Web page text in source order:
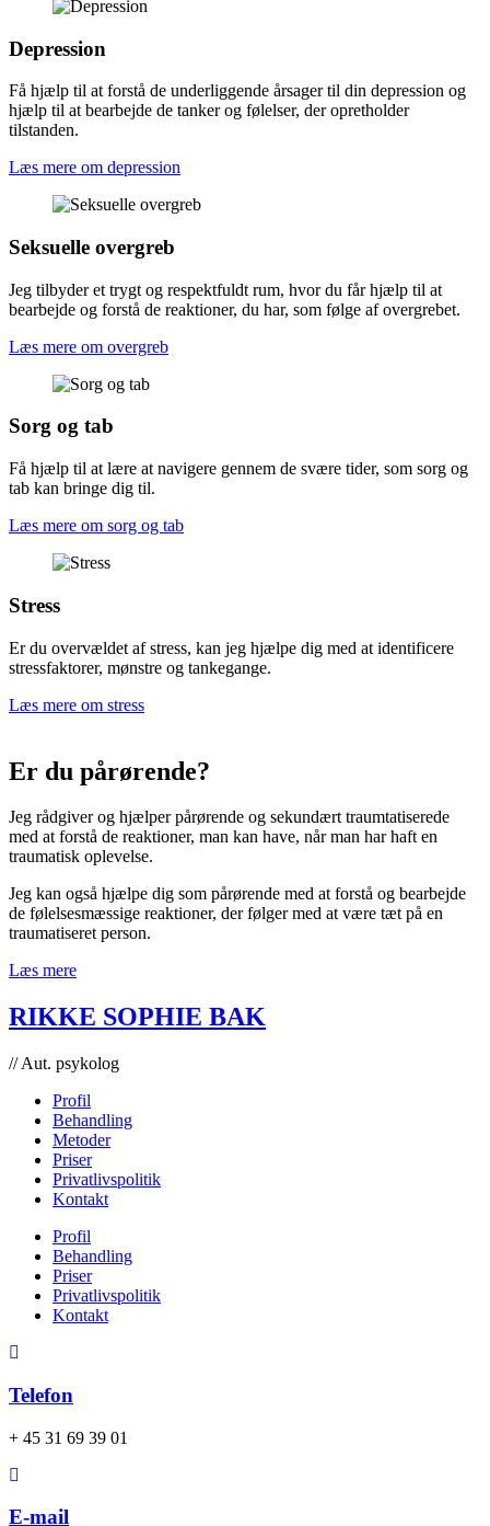
Depression
Få hjælp til at forstå de underliggende årsager til din depression og
hjælp til at bearbejde de tanker og følelser, der opretholder
tilstanden.
Læs mere om depression
Seksuelle overgreb
Jeg tilbyder et trygt og respektfuldt rum, hvor du får hjælp til at
bearbejde og forstå de reaktioner, du har, som følge af overgrebet.
Læs mere om overgreb
Sorg og tab
Få hjælp til at lære at navigere gennem de svære tider, som sorg og
tab kan bringe dig til.
Læs mere om sorg og tab
Stress
Er du overvældet af stress, kan jeg hjælpe dig med at identificere
stressfaktorer, mønstre og tankegange.
Læs mere om stress
Er du pårørende?
Jeg rådgiver og hjælper pårørende og sekundært traumtatiserede
med at forstå de reaktioner, man kan have, når man har haft en
traumatisk oplevelse.
Jeg kan også hjælpe dig som pårørende med at forstå og bearbejde
de følelsesmæssige reaktioner, der følger med at være tæt på en
traumatiseret person.
Læs mere
RIKKE SOPHIE BAK
// Aut. psykolog
Profil
Behandling
Metoder
Priser
Privatlivspolitik
Kontakt
Profil
Behandling
Priser
Privatlivspolitik
Kontakt
Telefon
+ 45 31 69 39 01
E-mail